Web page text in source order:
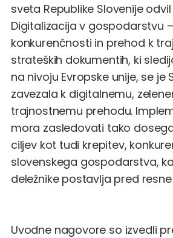
sveta Republike Slovenije
Digitalizacija v gospodarstvu
konkurenčnosti in prehod k
strateških dokumentih, ki
na nivoju Evropske unije, se je
zavezala k digitalnemu,
trajnostnemu prehodu.
mora zasledovati tako
ciljev kot tudi krepitev,
slovenskega gospodarstva,
deležnike postavlja pred resne
Uvodne nagovore so izvedli